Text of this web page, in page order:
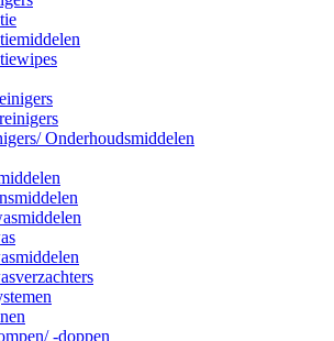
Onderhoudsmiddelen
-doppen